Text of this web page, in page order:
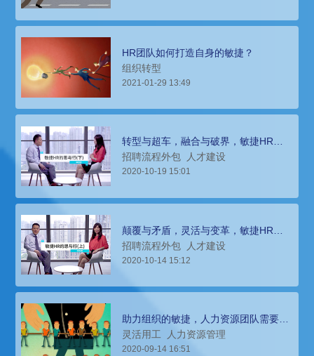
HR团队如何打造自身的敏捷？
组织转型
2021-01-29 13:49
转型与超车，融合与破界，敏捷HR的
思与行（下）
招聘流程外包 人才建设
2020-10-19 15:01
颠覆与矛盾，灵活与变革，敏捷HR的
思与行（上）
招聘流程外包 人才建设
2020-10-14 15:12
助力组织的敏捷，人力资源团队需要做
哪些调整？
灵活用工 人力资源管理
2020-09-14 16:51